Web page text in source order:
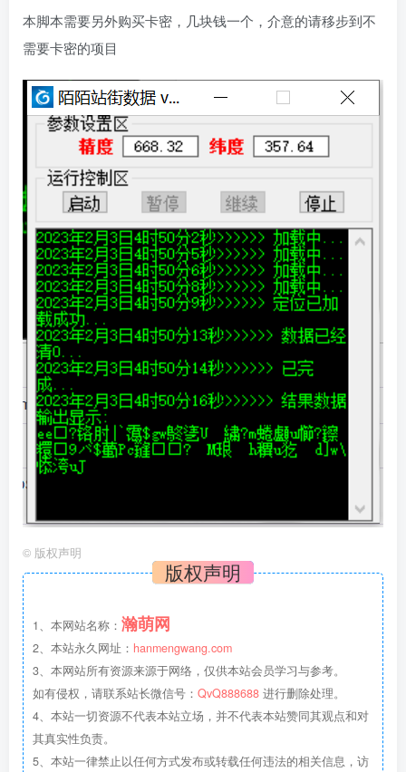
本脚本需要另外购买卡密，几块钱一个，介意的请移步到不
需要卡密的项目
© 版权声明
版权声明
1、本网站名称： 瀚萌网
2、本站永久网址： hanmengwang.com
3、本网站所有资源来源于网络，仅供本站会员学习与参考。
如有侵权，请联系站长微信号： QvQ888688 进行删除处理。
4、本站一切资源不代表本站立场，并不代表本站赞同其观点和对
其真实性负责。
5、本站一律禁止以任何方式发布或转载任何违法的相关信息，访